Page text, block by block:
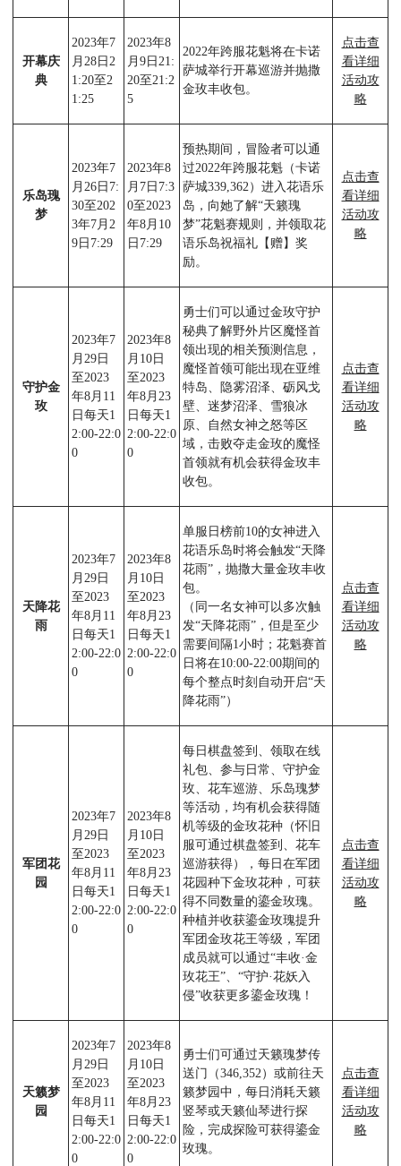
开幕庆
典
2023年7
月28日2
1:20至2
1:25
2023年8
月9日21:
20至21:2
5
2022年跨服花魁将在卡诺
萨城举行开幕巡游并抛撒
金玫丰收包。
点击查
看详细
活动攻
略
乐岛瑰
梦
2023年7
月26日7:
30至202
3年7月2
9日7:29
2023年8
月7日7:3
0至2023
年8月10
日7:29
预热期间，冒险者可以通
过2022年跨服花魁（卡诺
萨城339,362）进入花语乐
岛，向她了解“天籁瑰
梦”花魁赛规则，并领取花
语乐岛祝福礼【赠】奖
励。
点击查
看详细
活动攻
略
守护金
玫
2023年7
月29日
至2023
年8月11
日每天1
2:00-22:0
0
2023年8
月10日
至2023
年8月23
日每天1
2:00-22:0
0
勇士们可以通过金玫守护
秘典了解野外片区魔怪首
领出现的相关预测信息，
魔怪首领可能出现在亚维
特岛、隐雾沼泽、砺风戈
壁、迷梦沼泽、雪狼冰
原、自然女神之怒等区
域，击败夺走金玫的魔怪
首领就有机会获得金玫丰
收包。
点击查
看详细
活动攻
略
天降花
雨
2023年7
月29日
至2023
年8月11
日每天1
2:00-22:0
0
2023年8
月10日
至2023
年8月23
日每天1
2:00-22:0
0
单服日榜前10的女神进入
花语乐岛时将会触发“天降
花雨”，抛撒大量金玫丰收
包。
（同一名女神可以多次触
发“天降花雨”，但是至少
需要间隔1小时；花魁赛首
日将在10:00-22:00期间的
每个整点时刻自动开启“天
降花雨”）
点击查
看详细
活动攻
略
军团花
园
2023年7
月29日
至2023
年8月11
日每天1
2:00-22:0
0
2023年8
月10日
至2023
年8月23
日每天1
2:00-22:0
0
每日棋盘签到、领取在线
礼包、参与日常、守护金
玫、花车巡游、乐岛瑰梦
等活动，均有机会获得随
机等级的金玫花种（怀旧
服可通过棋盘签到、花车
巡游获得），每日在军团
花园种下金玫花种，可获
得不同数量的鎏金玫瑰。
种植并收获鎏金玫瑰提升
军团金玫花王等级，军团
成员就可以通过“丰收·金
玫花王”、“守护·花妖入
侵”收获更多鎏金玫瑰！
点击查
看详细
活动攻
略
天籁梦
园
2023年7
月29日
至2023
年8月11
日每天1
2:00-22:0
0
2023年8
月10日
至2023
年8月23
日每天1
2:00-22:0
0
勇士们可通过天籁瑰梦传
送门（346,352）或前往天
籁梦园中，每日消耗天籁
竖琴或天籁仙琴进行探
险，完成探险可获得鎏金
玫瑰。
点击查
看详细
活动攻
略